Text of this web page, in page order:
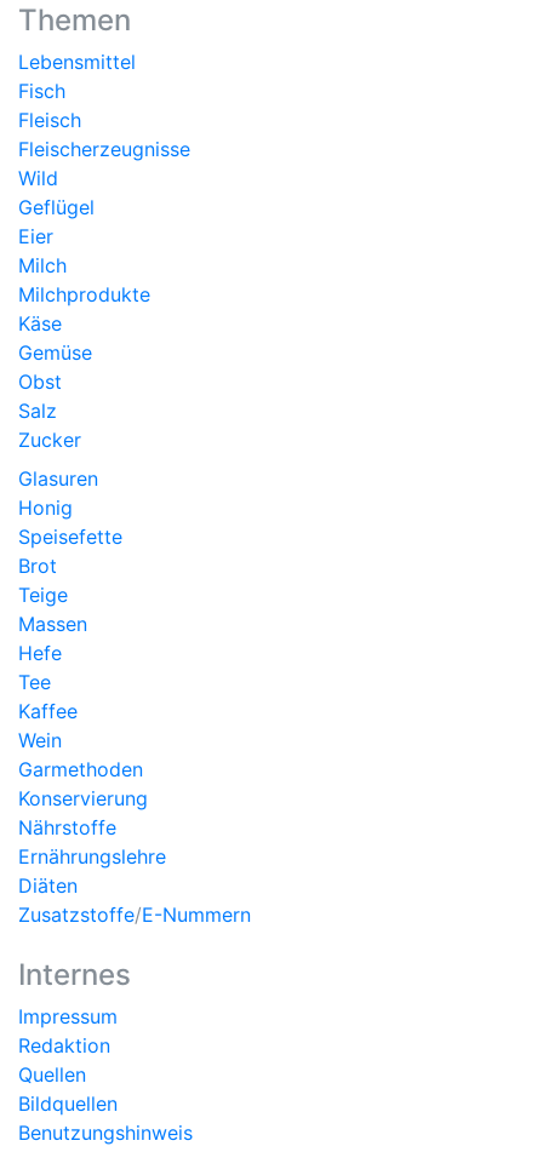
Themen
Lebensmittel
Fisch
Fleisch
Fleischerzeugnisse
Wild
Geflügel
Eier
Milch
Milchprodukte
Käse
Gemüse
Obst
Salz
Zucker
Glasuren
Honig
Speisefette
Brot
Teige
Massen
Hefe
Tee
Kaffee
Wein
Garmethoden
Konservierung
Nährstoffe
Ernährungslehre
Diäten
Zusatzstoffe/E-Nummern
Internes
Impressum
Redaktion
Quellen
Bildquellen
Benutzungshinweis